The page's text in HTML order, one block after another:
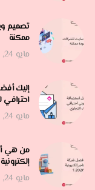
تصميم
ممكنة
مايو 24, 2026
إليك
مايو 24, 2026
من هي
إلكترونية
مايو 24, 2026